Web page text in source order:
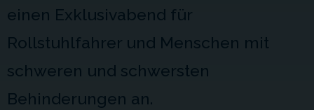
einen Exklusivabend für
Rollstuhlfahrer und Menschen mit
schweren und schwersten
Behinderungen an.